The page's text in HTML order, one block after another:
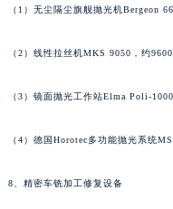
（1）无尘隔尘旗舰抛光机Bergeon
（2）线性拉丝机MKS 9050，约
（3）镜面抛光工作站Elma Poli-
（4）德国Horotec多功能抛光系统
8、精密车铣加工修复设备